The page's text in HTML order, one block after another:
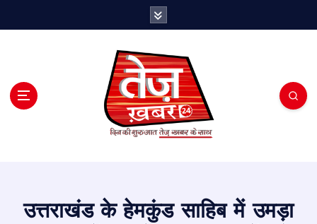
उत्तराखंड के हेमकुंड साहिब में उमड़ा